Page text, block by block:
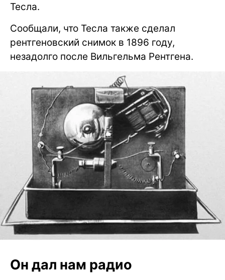
Тесла.
Сообщали, что Тесла также сделал
рентгеновский снимок в 1896 году,
незадолго после Вильгельма Рентгена.
Он дал нам радио